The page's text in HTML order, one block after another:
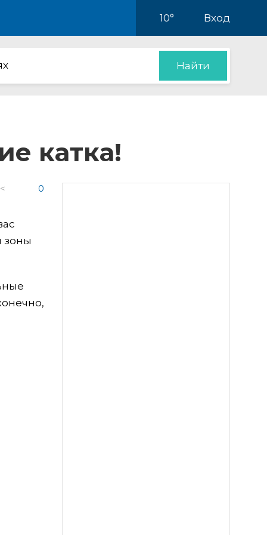
10° Вход
Найти
катка!
0
зоны